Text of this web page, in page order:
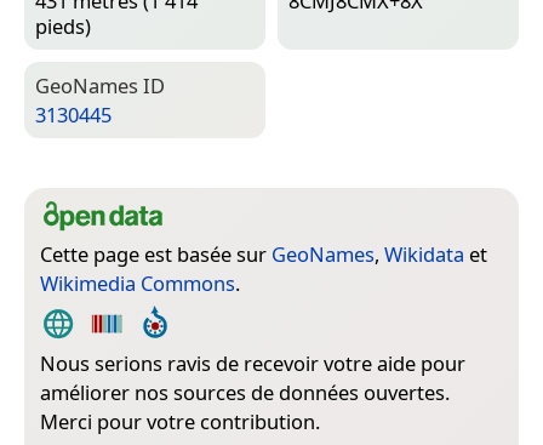
pieds)
Geo­Names ID
3130445
Cette page est basée sur GeoNames, Wikidata et
Wikimedia Commons.
Nous serions ravis de recevoir votre aide pour
améliorer nos sources de données ouvertes.
Merci pour votre contribution.